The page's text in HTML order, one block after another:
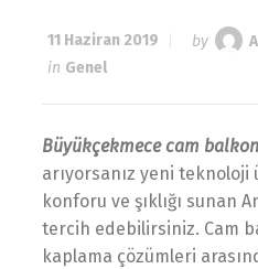
11 Haziran 2019 by
in Genel
Büyükçekmece cam balkon
arıyorsanız yeni
konforu ve şıklığı sunan
tercih edebilirsiniz. Cam
kaplama çözümleri